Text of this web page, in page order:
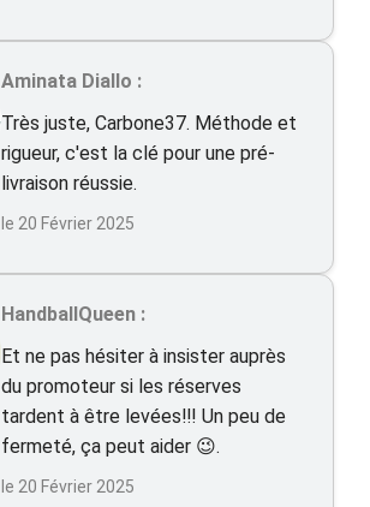
Aminata Diallo :
Très juste, Carbone37. Méthode et
rigueur, c'est la clé pour une pré-
livraison réussie.
le 20 Février 2025
HandballQueen :
Et ne pas hésiter à insister auprès
du promoteur si les réserves
tardent à être levées‼️! Un peu de
fermeté, ça peut aider 😉.
le 20 Février 2025